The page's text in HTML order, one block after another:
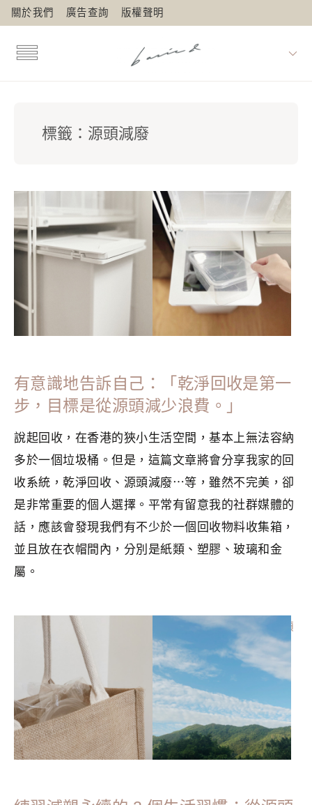
關於我們 廣告查詢 版權聲明
標籤： 源頭減廢
有意識地告訴自己：「乾淨回收是第一
步，目標是從源頭減少浪費。」
說起回收，在香港的狹小生活空間，基本上無法容納
多於一個垃圾桶。但是，這篇文章將會分享我家的回
收系統，乾淨回收、源頭減廢⋯等，雖然不完美，卻
是非常重要的個人選擇。平常有留意我的社群媒體的
話，應該會發現我們有不少於一個回收物料收集箱，
並且放在衣帽間內，分別是紙類、塑膠、玻璃和金
屬。
分類： GREEN LIVING 乾淨回收,回收,永續生活
源頭
綠在區區